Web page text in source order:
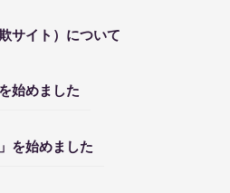
サイト）について
始めました
を始めました